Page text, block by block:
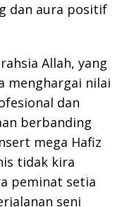
dan aura positif
Allah, yang
menghargai nilai
dan
berbanding
mega Hafiz
tidak kira
peminat setia
seni